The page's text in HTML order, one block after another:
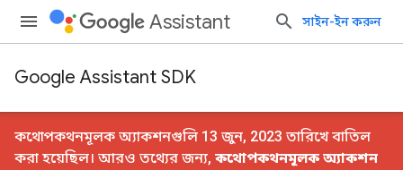
Assistant সাইন-ইন করুন
Google Assistant SDK
কথোপকথনমূলক অ্যাকশনগুলি 13 জুন, 2023 তারিখে বাতিল
করা হয়েছিল। আরও তথ্যের জন্য, কথোপকথনমূলক অ্যাকশন